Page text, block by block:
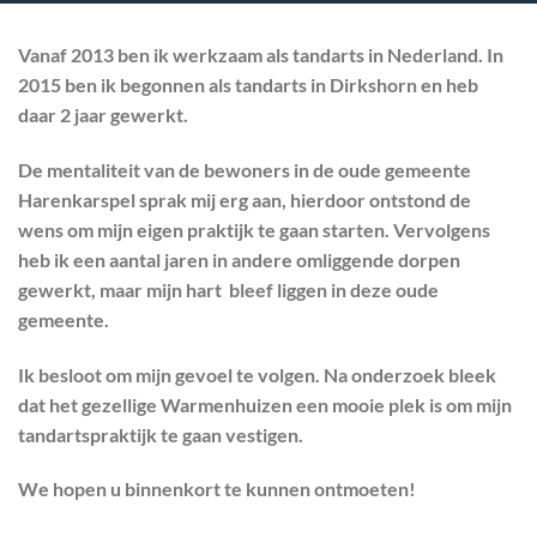
Vanaf 2013 ben ik werkzaam als tandarts in Nederland. In
2015 ben ik begonnen als tandarts in Dirkshorn en heb
daar 2 jaar gewerkt.
De mentaliteit van de bewoners in de oude gemeente
Harenkarspel sprak mij erg aan, hierdoor ontstond de
wens om mijn eigen praktijk te gaan starten. Vervolgens
heb ik een aantal jaren in andere omliggende dorpen
gewerkt, maar mijn hart bleef liggen in deze oude
gemeente.
Ik besloot om mijn gevoel te volgen. Na onderzoek bleek
dat het gezellige Warmenhuizen een mooie plek is om mijn
tandartspraktijk te gaan vestigen.
We hopen u binnenkort te kunnen ontmoeten!